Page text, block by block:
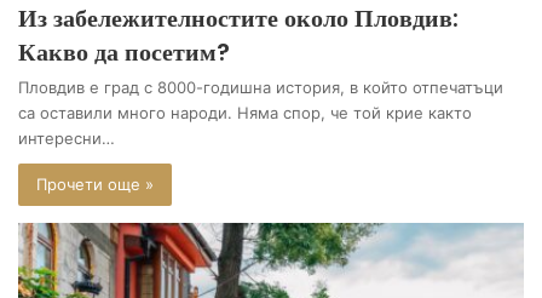
Из забележителностите около Пловдив:
Какво да посетим?
Пловдив е град с 8000-годишна история, в който отпечатъци
са оставили много народи. Няма спор, че той крие както
интересни…
Прочети още »